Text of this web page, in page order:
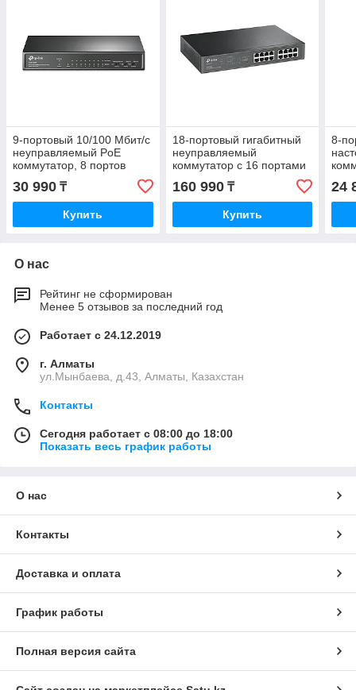
9-портовый 10/100 Мбит/с
неуправляемый PoE
коммутатор, 8 портов
PoE+, IEEE 802.3af/at,
бюджет PoE 65 Вт,
30 990 ₸
Купить
18-портовый гигабитный
неуправляемый
коммутатор с 16 портами
PoE+, 18 портов RJ45
10/100/1000 Мбит/с + 2
160 990₸
Купить
8-
24
О нас
Рейтинг не сформирован
Менее 5 отзывов за последний год
Работает с 24.12.2019
г. Алматы
ул.Мынбаева, д.43, Алматы, Казахстан
Контакты
Сегодня работает с 08:00 до 18:00
Показать весь график работы
О нас
Контакты
Доставка и оплата
График работы
Полная версия сайта